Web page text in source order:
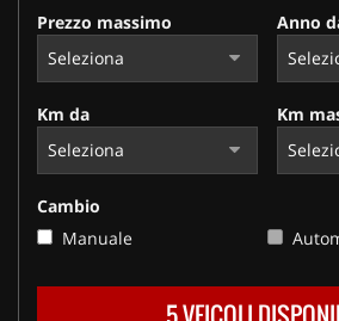
Prezzo massimo Anno
Km da Km
Cambio
Manuale